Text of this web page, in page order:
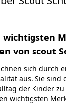
wichtigsten
von scout
sich durch
aus. Sie sind
der Kinder
wichtigsten